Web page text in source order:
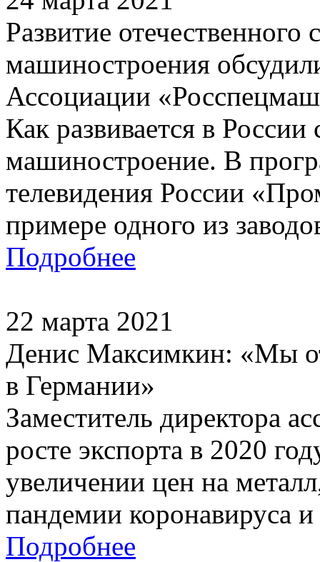
Развитие
машиностроения
Ассоциации
Как развивается в
машиностроение. В
телевидения России
примере одного из
Подробнее
22 марта 2021
Денис Максимкин: «Мы
в Германии»
Заместитель директора
росте экспорта в 2020
увеличении цен на
пандемии коронавируса
Подробнее